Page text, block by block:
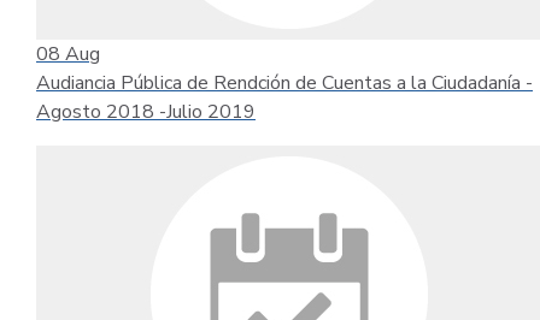
08 Aug
Audiancia Pública de Rendción de Cuentas a la Ciudadanía -
Agosto 2018 -Julio 2019